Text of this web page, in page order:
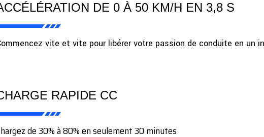
DE 0 À 50 KM/H EN 3,8 S
vite et vite pour libérer votre passion de conduite en un
RAPIDE CC
de 30% à 80% en seulement 30 minutes